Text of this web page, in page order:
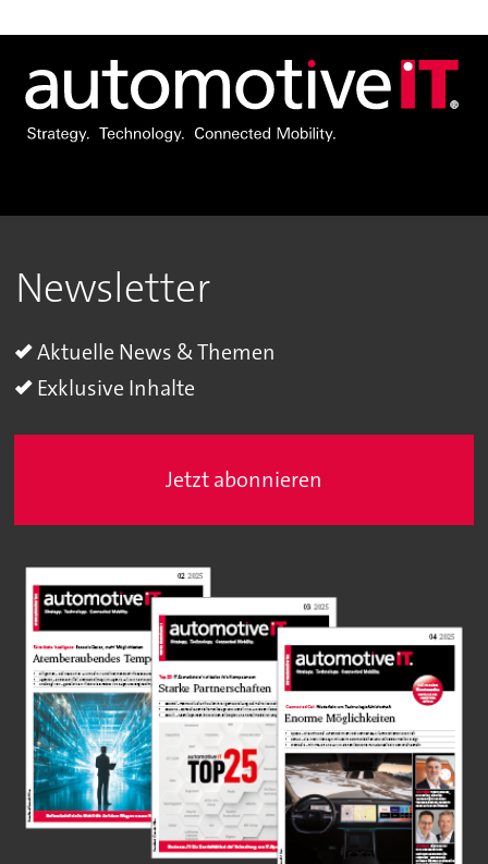
Newsletter
Aktuelle News & Themen
Exklusive Inhalte
Jetzt abonnieren